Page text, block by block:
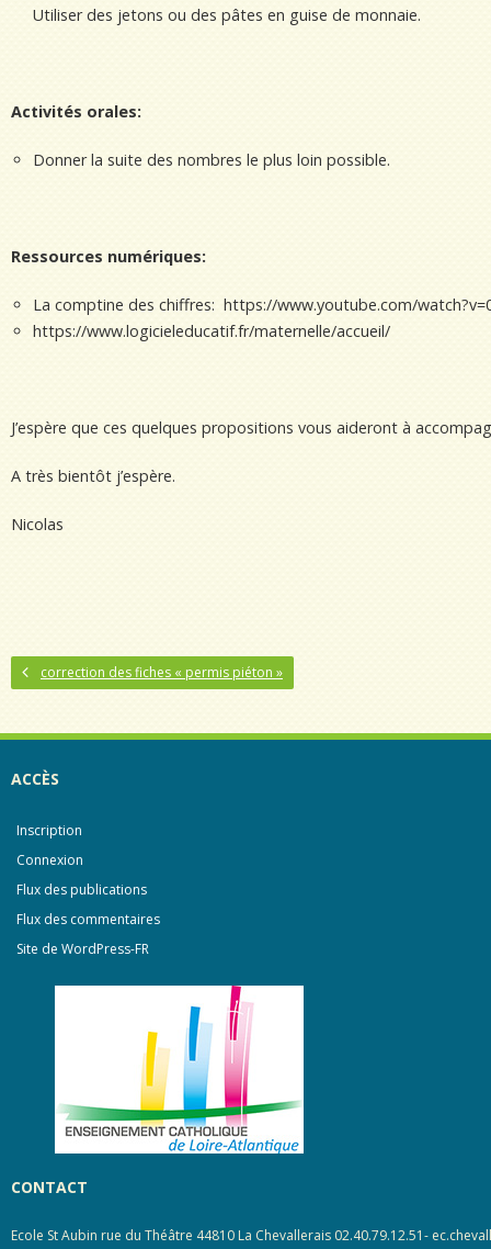
Utiliser des jetons ou des pâtes en guise de monnaie.
Activités orales:
Donner la suite des nombres le plus loin possible.
Ressources numériques:
La comptine des chiffres: https://www.youtube.com/
https://www.logicieleducatif.fr/maternelle/accueil/
J’espère que ces quelques propositions vous aideront à
A très bientôt j’espère.
Nicolas
correction des fiches « permis piéton »
ACCÈS
Inscription
Connexion
Flux des publications
Flux des commentaires
Site de WordPress-FR
CONTACT
Ecole St Aubin rue du Théâtre 44810 La Chevallerais 02.40.79.12.51-